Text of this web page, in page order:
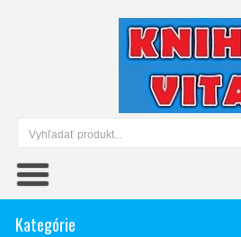
Kategórie